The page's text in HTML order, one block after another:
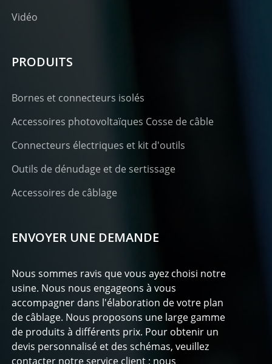
Vidéo
PRODUITS
Bornes et connecteurs isolés
Accessoires photovoltaïques Cosse de câble
Connecteurs électriques et kit d'outils
Outils de dénudage et de sertissage
Accessoires de câblage
ENVOYER UNE DEMANDE
Nous sommes ravis que vous ayez choisi notre
usine. Nous nous engageons à vous
accompagner dans l'élaboration de votre plan
de câblage. Nous proposons une large gamme
de produits à différents prix. Pour obtenir un
devis personnalisé et des schémas, veuillez
contacter notre service client ; nous